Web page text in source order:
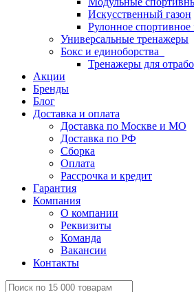
Искусственный газон
Рулонное
Универсальные тренажеры
Бокс и единоборства
Тренажеры для
Акции
Бренды
Блог
Доставка и оплата
Доставка по Москве и МО
Доставка по РФ
Сборка
Оплата
Рассрочка и кредит
Гарантия
Компания
О компании
Реквизиты
Команда
Вакансии
Контакты